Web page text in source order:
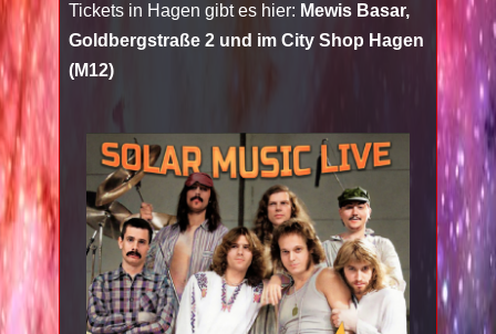
Tickets in Hagen gibt es hier: Mewis Basar,
Goldbergstraße 2 und im City Shop Hagen
(M12)